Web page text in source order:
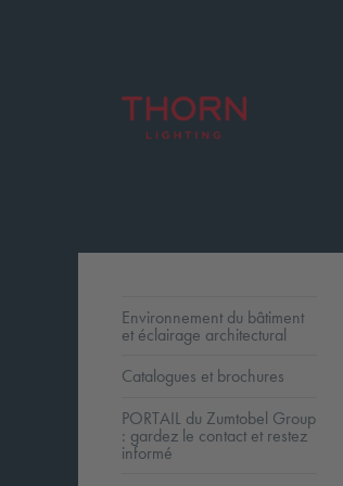
Environnement du bâtiment
et éclairage architectural
Catalogues et brochures
PORTAIL du Zumtobel Group
: gardez le contact et restez
informé